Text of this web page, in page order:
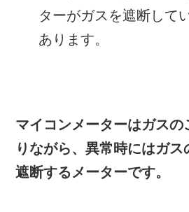
ターがガスを遮断して
あります。
マイコンメーターはガスの
りながら、異常時にはガ
遮断するメーターです。